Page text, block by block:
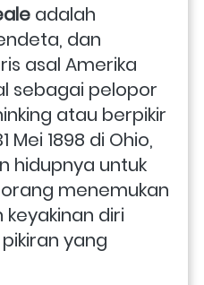
adalah
dan
asal Amerika
sebagai pelopor
atau berpikir
Mei 1898 di Ohio,
hidupnya untuk
menemukan
diri
yang